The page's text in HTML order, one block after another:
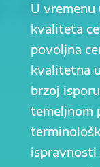
U vremenu
kvaliteta
povoljna
kvalitetna
brzoj
temeljnom
ispravnosti